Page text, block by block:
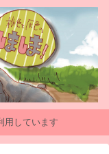
用しています